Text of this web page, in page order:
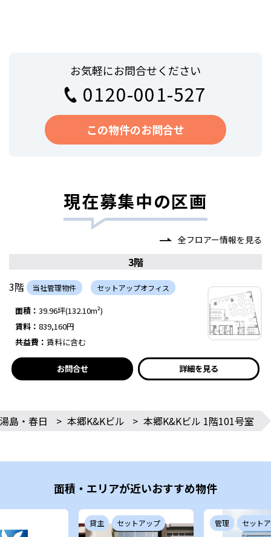
お気軽にお問合せください
0120-001-527
この物件のお問合せ
現在募集中の区画
全フロアー情報を見る
3階
3階
当社管理物件 セットアップオフィス
面積： 39.96坪(132.10m²)
賃料： 839,160円
共益費： 賃料に含む
お問合せ 詳細を見る
島・春日 > 本郷K&Kビル > 本郷K&Kビル 1階101号室
面積・エリアが近いおすすめ物件
貸主 セットアップ 管理 セット